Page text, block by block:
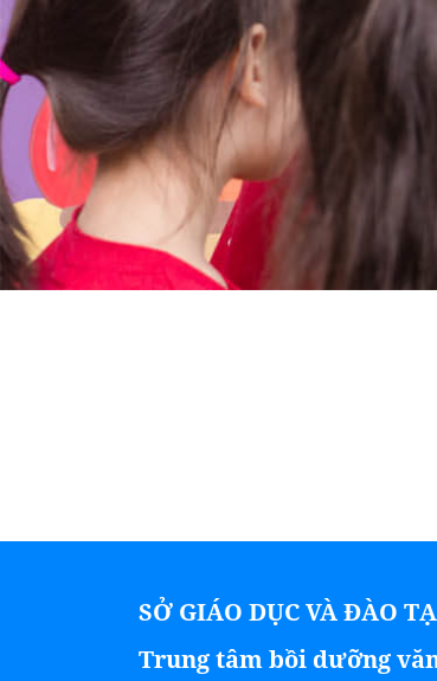
SỞ GIÁO DỤC VÀ ĐÀO
Trung tâm bồi dưỡng